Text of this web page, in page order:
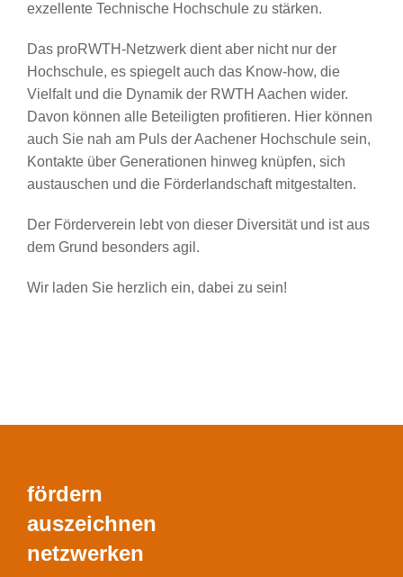
exzellente Technische Hochschule zu stärken.
Das proRWTH-Netzwerk dient aber nicht nur der
Hochschule, es spiegelt auch das Know-how, die
Vielfalt und die Dynamik der RWTH Aachen wider.
Davon können alle Beteiligten profitieren. Hier können
auch Sie nah am Puls der Aachener Hochschule sein,
Kontakte über Generationen hinweg knüpfen, sich
austauschen und die Förderlandschaft mitgestalten.
Der Förderverein lebt von dieser Diversität und ist aus
dem Grund besonders agil.
Wir laden Sie herzlich ein, dabei zu sein!
fördern
auszeichnen
netzwerken